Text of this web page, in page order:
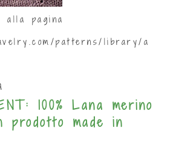
alla pagina
patterns/library/a
100% Lana merino
made in